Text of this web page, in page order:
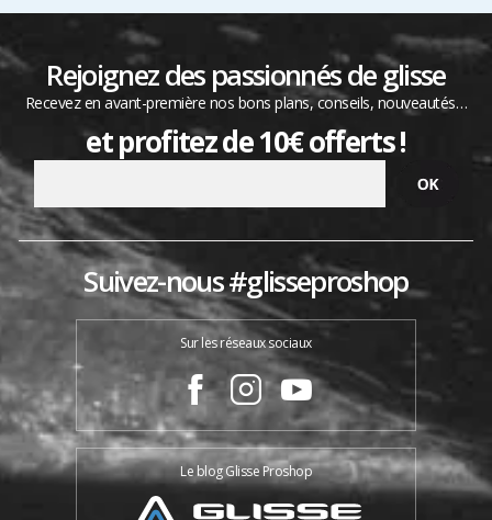
Rejoignez des passionnés de glisse
Recevez en avant-première nos bons plans, conseils, nouveautés…
et profitez de 10€ offerts !
Suivez-nous #glisseproshop
Sur les réseaux sociaux
Le blog Glisse Proshop